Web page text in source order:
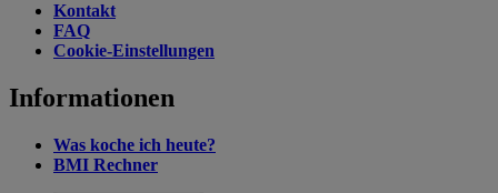
Kontakt
FAQ
Cookie-Einstellungen
Informationen
Was koche ich heute?
BMI Rechner